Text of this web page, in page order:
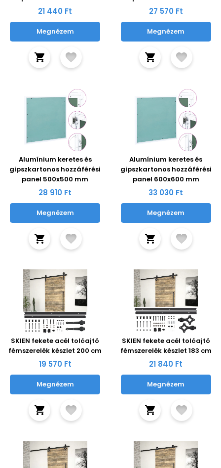
21 440 Ft
Megnézem
27 570 Ft
Megnézem
Alumínium keretes és
gipszkartonos hozzáférési
panel 500x500 mm
28 910 Ft
Megnézem
Alumínium keretes és
gipszkartonos hozzáférési
panel 600x600 mm
33 030 Ft
Megnézem
SKIEN fekete acél tolóajtó
fémszerelék készlet 200 cm
19 570 Ft
Megnézem
SKIEN fekete acél tolóajtó
fémszerelék készlet 183 cm
21 840 Ft
Megnézem